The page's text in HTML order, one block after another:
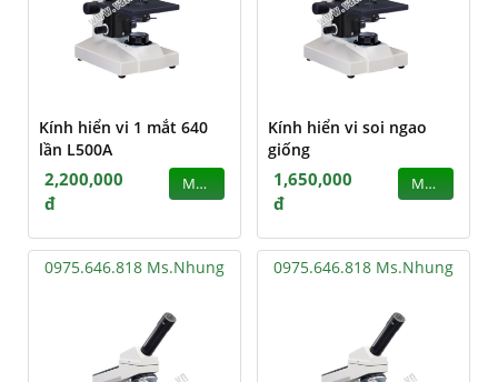
Kính hiển vi 1 mắt 640
lần L500A
2,200,000
đ
MUA
Kính hiển vi soi ngao
giống
1,650,000
đ
MUA
0975.646.818 Ms.Nhung 0975.646.818 Ms.Nhung